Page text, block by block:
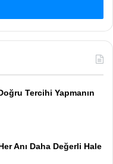
Tercihi Yapmanın
Anı Daha Değerli Hale